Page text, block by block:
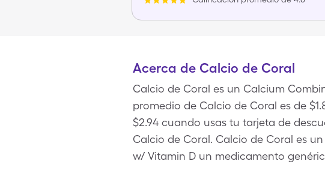
Acerca de Calcio de Coral
Calcio de Coral es un Calcium
promedio de Calcio de Coral es de
$2.94 cuando usas tu tarjeta de
Calcio de Coral. Calcio de Coral es
w/ Vitamin D un medicamento